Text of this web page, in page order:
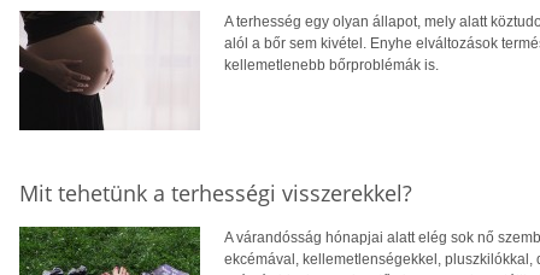
A terhesség egy olyan állapot, mely alatt
alól a bőr sem kivétel. Enyhe elváltozások
kellemetlenebb bőrproblémák is.
Mit tehetünk a terhességi visszerekkel?
A várandósság hónapjai alatt elég sok nő
ekcémával, kellemetlenségekkel, pluszkilókkal,